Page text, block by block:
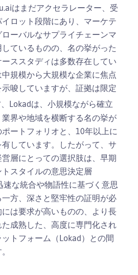
はまだアクセラレーター、受
ロット段階にあり、マーケテ
ーバルなサプライチェーンマ
ているものの、名の挙がった
ススタディは多数存在してい
規模から大規模な企業に焦点
唆していますが、証拠は限定
Lokadは、小規模ながら確立
界や地域を横断する名の挙が
ートフォリオと、10年以上に
しています。したがって、サ
層にとっての選択肢は、早期
スタイルの意思決定層
速な統合や物語性に基づく意思
方、深さと堅牢性の証明が必
は要求が高いものの、より長
成熟した、高度に専門化され
トフォーム（Lokad）との間